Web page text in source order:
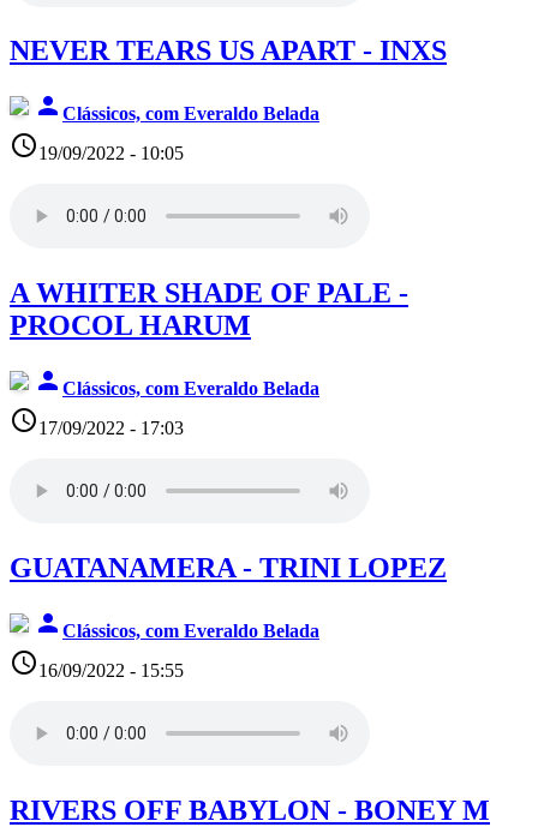
NEVER TEARS US APART - INXS
person Clássicos, com Everaldo Belada
access_time19/09/2022 - 10:05
A WHITER SHADE OF PALE -
PROCOL HARUM
person Clássicos, com Everaldo Belada
access_time17/09/2022 - 17:03
GUATANAMERA - TRINI LOPEZ
person Clássicos, com Everaldo Belada
access_time16/09/2022 - 15:55
RIVERS OFF BABYLON - BONEY M